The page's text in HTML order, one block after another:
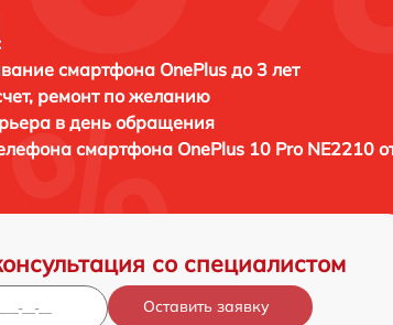
смартфона OnePlus до 3 лет
ремонт по желанию
в день обращения
смартфона OnePlus 10 Pro NE2210
со специалистом
Оставить заявку